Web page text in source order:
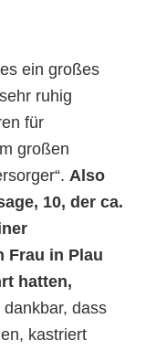
ein großes
ruhig
für
großen
Also
10, der ca.
Frau in Plau
hatten,
dass
kastriert